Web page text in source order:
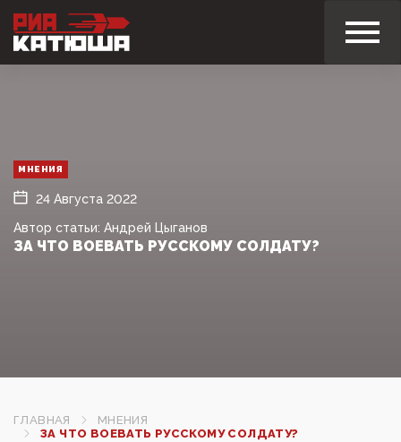
МНЕНИЯ
24 Августа 2022
Автор статьи: Андрей Цыганов
ЗА ЧТО ВОЕВАТЬ РУССКОМУ СОЛДАТУ?
ГЛАВНАЯ
МНЕНИЯ
ЗА ЧТО ВОЕВАТЬ РУССКОМУ СОЛДАТУ?